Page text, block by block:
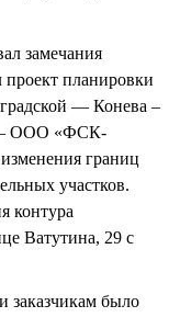
замечания
планировки
— Конева –
— ООО «ФСК-
границ
участков.
контура
Ватутина, 29 с
заказчикам было